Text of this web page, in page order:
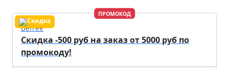
ПРОМОКОД
Befree
Скидка -500 руб на заказ от 5000 руб по
промокоду!